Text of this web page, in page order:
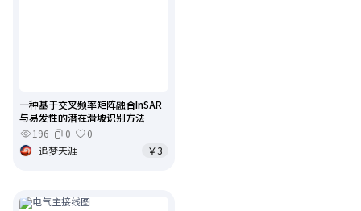
一种基于交叉频率矩阵融合InSAR
与易发性的潜在滑坡识别方法
196
0
0
追梦天涯
￥3